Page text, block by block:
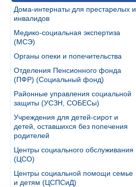
Дома-интернаты для престарелых и
инвалидов
Медико-социальная экспертиза
(МСЭ)
Органы опеки и попечительства
Отделения Пенсионного фонда
(ПФР) (Социальный фонд)
Районные управления социальной
защиты (УСЗН, СОБЕСы)
Учреждения для детей-сирот и
детей, оставшихся без попечения
родителей
Центры социального обслуживания
(ЦСО)
Центры социальной помощи семье
и детям (ЦСПСиД)